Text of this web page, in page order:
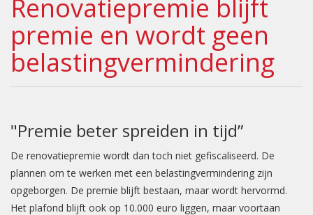
Renovatiepremie blijft
premie en wordt geen
belastingvermindering
"Premie beter spreiden in tijd”
De renovatiepremie wordt dan toch niet gefiscaliseerd. De
plannen om te werken met een belastingvermindering zijn
opgeborgen. De premie blijft bestaan, maar wordt hervormd.
Het plafond blijft ook op 10.000 euro liggen, maar voortaan